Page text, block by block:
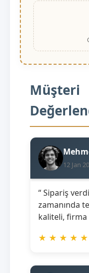
Müşteri
12 Jan
“ Sipariş
zamanında
kaliteli, firma
★ ★ ★ ★ ★